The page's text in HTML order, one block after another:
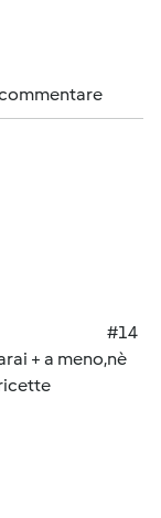
#14
+ a meno,nè